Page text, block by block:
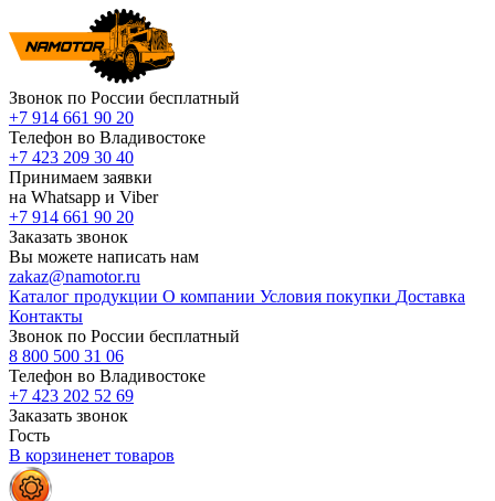
Звонок по России бесплатный
+7 914 661 90 20
Телефон во Владивостоке
+7 423 209 30 40
Принимаем заявки
на Whatsapp и Viber
+7 914 661 90 20
Заказать звонок
Вы можете написать нам
zakaz@namotor.ru
Каталог продукции О компании Условия покупки Доставка
Контакты
Звонок по России бесплатный
8 800 500 31 06
Телефон во Владивостоке
+7 423 202 52 69
Заказать звонок
Гость
В корзиненет товаров